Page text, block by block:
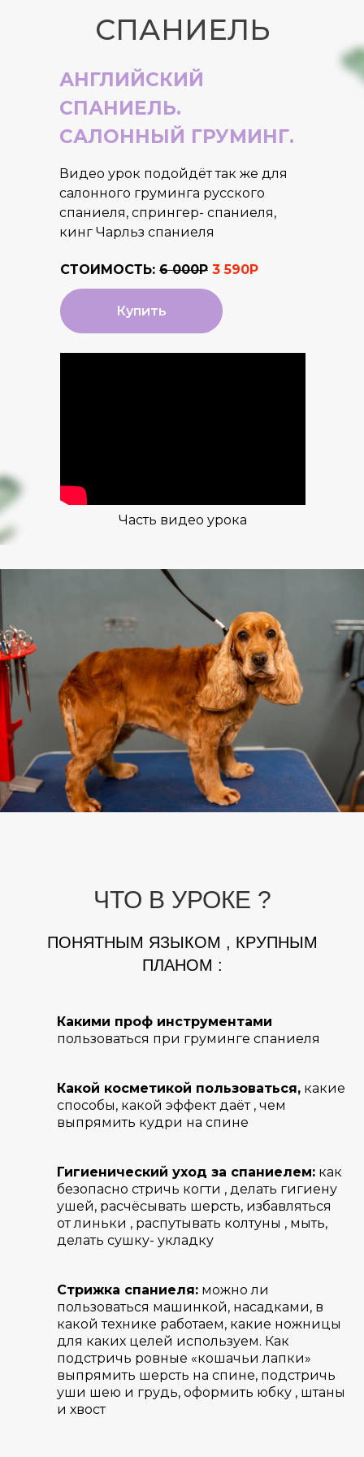
СТОИМОСТЬ: 6 000Р 3 590Р
АНГЛИЙСКИЙ
СПАНИЕЛЬ.
САЛОННЫЙ ГРУМИНГ.
СПАНИЕЛЬ
Купить
Часть видео урока
Видео урок подойдёт так же для
салонного груминга русского
спаниеля, спрингер- спаниеля,
кинг Чарльз спаниеля
ЧТО В УРОКЕ ?
ПОНЯТНЫМ ЯЗЫКОМ , КРУПНЫМ
ПЛАНОМ :
Какими проф инструментами
пользоваться при груминге спаниеля
Какой косметикой пользоваться, какие
способы, какой эффект даёт , чем
выпрямить кудри на спине
Гигиенический уход за спаниелем: как
безопасно стричь когти , делать гигиену
ушей, расчёсывать шерсть, избавляться
от линьки , распутывать колтуны , мыть,
делать сушку- укладку
Стрижка спаниеля: можно ли
пользоваться машинкой, насадками, в
какой технике работаем, какие ножницы
для каких целей используем. Как
подстричь ровные «кошачьи лапки»
выпрямить шерсть на спине, подстричь
уши шею и грудь, оформить юбку , штаны
и хвост